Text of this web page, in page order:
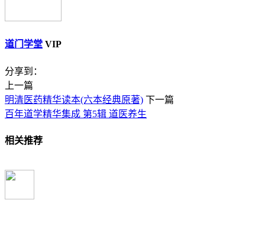
道门学堂 VIP
分享到：
上一篇
明清医药精华读本(六本经典原著) 下一篇
百年道学精华集成 第5辑 道医养生
相关推荐